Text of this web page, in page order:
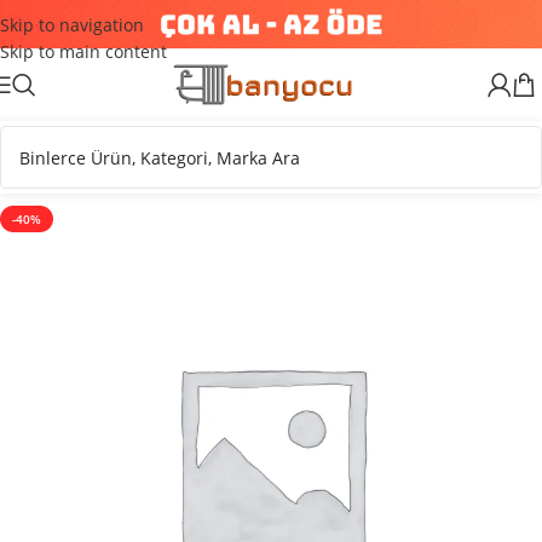
Skip to navigation
Skip to main content
-40%